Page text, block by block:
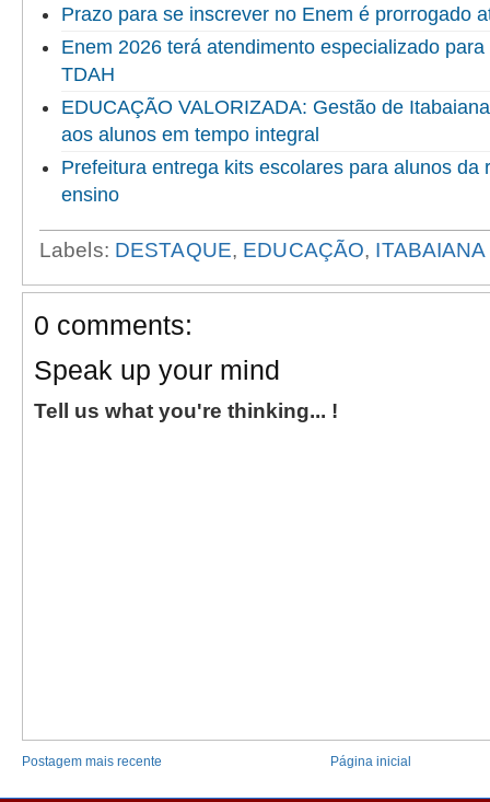
Prazo para se inscrever no Enem é prorrogado
Enem 2026 terá atendimento especializado
TDAH
EDUCAÇÃO VALORIZADA: Gestão de
aos alunos em tempo integral
Prefeitura entrega kits escolares para alunos da
ensino
Labels: DESTAQUE, EDUCAÇÃO, ITABAIANA
0 comments:
Speak up your mind
Tell us what you're thinking... !
Postagem mais recente Página inicial